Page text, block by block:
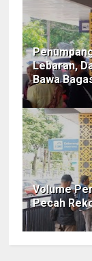
Lebaran,
Bawa
Volume
Pecah